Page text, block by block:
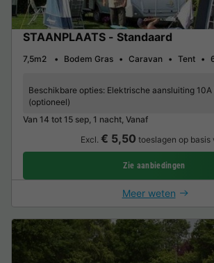
STAANPLAATS - Standaard
7,5m2 Bodem Gras Caravan Tent
Beschikbare opties: Elektrische aansluiting 10A
(optioneel)
Van 14 tot 15 sep, 1 nacht, Vanaf
Excl. € 5,50 toeslagen op basis
Zie aanbiedingen
Meer weten